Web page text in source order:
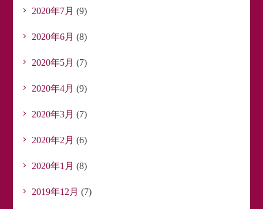
2020年7月 (9)
2020年6月 (8)
2020年5月 (7)
2020年4月 (9)
2020年3月 (7)
2020年2月 (6)
2020年1月 (8)
2019年12月 (7)